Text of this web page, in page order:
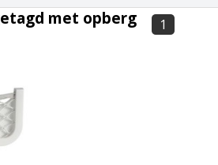
met opberg 1